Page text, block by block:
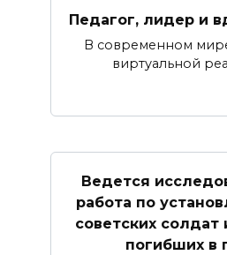
Педагог, лидер и
В современном
виртуальной
Ведется
работа по
советских
погибших в